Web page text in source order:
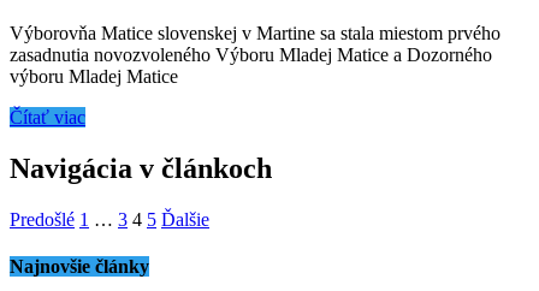
Výborovňa Matice slovenskej v Martine sa stala miestom prvého
zasadnutia novozvoleného Výboru Mladej Matice a Dozorného
výboru Mladej Matice
Čítať viac
Navigácia v článkoch
Predošlé 1 … 3 4 5 Ďalšie
Najnovšie články